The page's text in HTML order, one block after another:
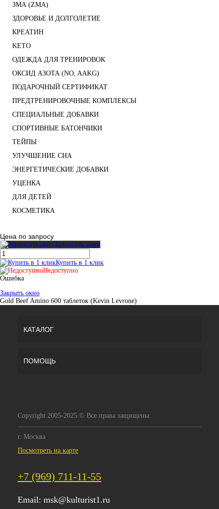
ЗМА (ZMA)
ЗДОРОВЬЕ И ДОЛГОЛЕТИЕ
КРЕАТИН
KETO
ОДЕЖДА ДЛЯ ТРЕНИРОВОК
ОКСИД АЗОТА (NO, AAKG)
ПОДАРОЧНЫЙ СЕРТИФИКАТ
ПРЕДТРЕНИРОВОЧНЫЕ КОМПЛЕКСЫ
СПЕЦИАЛЬНЫЕ ДОБАВКИ
СПОРТИВНЫЕ БАТОНЧИКИ
ТЕЙПЫ
УЛУЧШЕНИЕ СНА
ЭНЕРГЕТИЧЕСКИЕ ДОБАВКИ
УЦЕНКА
ДЛЯ ДЕТЕЙ
КОСМЕТИКА
Цена по запросу
Запросить цену
Купить в 1 клик
Недоступно
Ошибка
Закрыть окно
Gold Beef Amino 600 таблеток (Kevin Levrone)
КАТАЛОГ
ПОМОЩЬ
Copyright 2005-2025 © Все права защищены.
г. Москва
Посмотреть на карте
+7 (969) 711-11-55
Email: msk@kulturist1.ru